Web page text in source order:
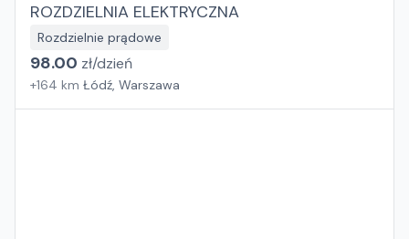
ROZDZIELNIA ELEKTRYCZNA
Rozdzielnie prądowe
98.00 zł/dzień
+164 km Łódź, Warszawa